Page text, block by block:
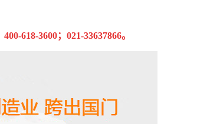
400-618-3600； 021-33637866。